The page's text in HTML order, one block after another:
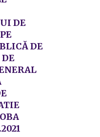
DE
DE
DE